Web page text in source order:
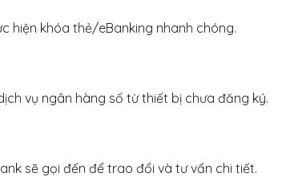
hiện khóa thẻ/eBanking nhanh chóng.
vụ ngân hàng số từ thiết bị chưa đăng ký.
sẽ gọi đến để trao đổi và tư vấn chi tiết.